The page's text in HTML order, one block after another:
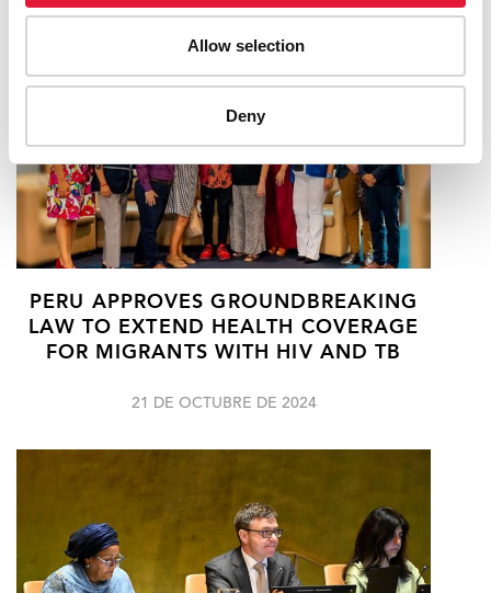
Allow selection
Deny
PERU APPROVES GROUNDBREAKING
LAW TO EXTEND HEALTH COVERAGE
FOR MIGRANTS WITH HIV AND TB
21 DE OCTUBRE DE 2024